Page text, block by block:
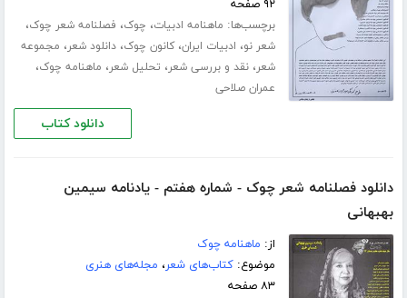
۹۲ صفحه
برچسب‌ها: ماهنامه ادبیات، چوک، فصلنامه شعر چوک،
شعر نو، ادبیات ایران،کانون چوک،دانلود شعر، مجموعه
شعر،نقد و بررسی شعر، تحلیل شعر، ماهنامه چوک،
عمران صلاحی
دانلود کتاب
دانلود فصلنامه شعر چوک - شماره هفتم - یادنامه سیمین
بهبهانی
از: ماهنامه چوک
موضوع:کتاب‌های شعر، مجله‌های هنری
۸۳ صفحه